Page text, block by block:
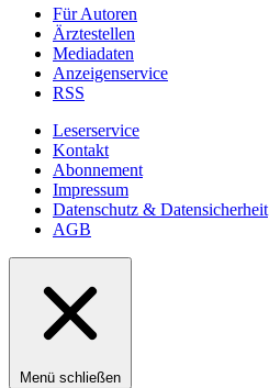
Für Autoren
Ärztestellen
Mediadaten
Anzeigenservice
RSS
Leserservice
Kontakt
Abonnement
Impressum
Datenschutz & Datensicherheit
AGB
Menü schließen